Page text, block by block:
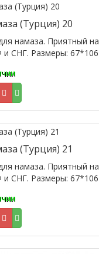
(Турция) 20
намаза. Приятный
и СНГ. Размеры: 67*106
(Турция) 21
намаза. Приятный
и СНГ. Размеры: 67*106